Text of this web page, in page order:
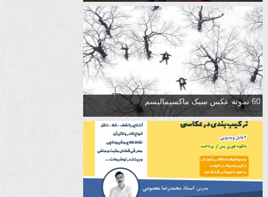
60 نمونه عکس سبک ماکسیمالیسم